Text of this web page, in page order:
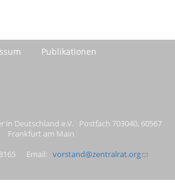
Publikationen
in Deutschland e.V. Postfach 703040, 60567
Frankfurt am Main
Email: vorstand@zentralrat.org